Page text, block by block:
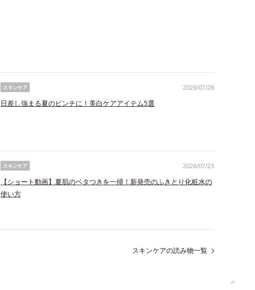
スキンケア
日差し強まる夏のピンチに！美白ケアアイテム5選
2026/07/28
スキンケア
【ショート動画】夏肌のベタつきを一掃！新発売のふきとり化粧水の
使い方
2026/07/23
スキンケアの読み物一覧